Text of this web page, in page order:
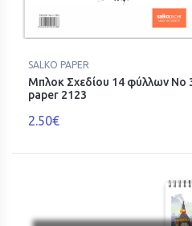
SALKO PAPER
Μπλοκ Σχεδίου 14 φύλλων Νο
paper 2123
2.50€